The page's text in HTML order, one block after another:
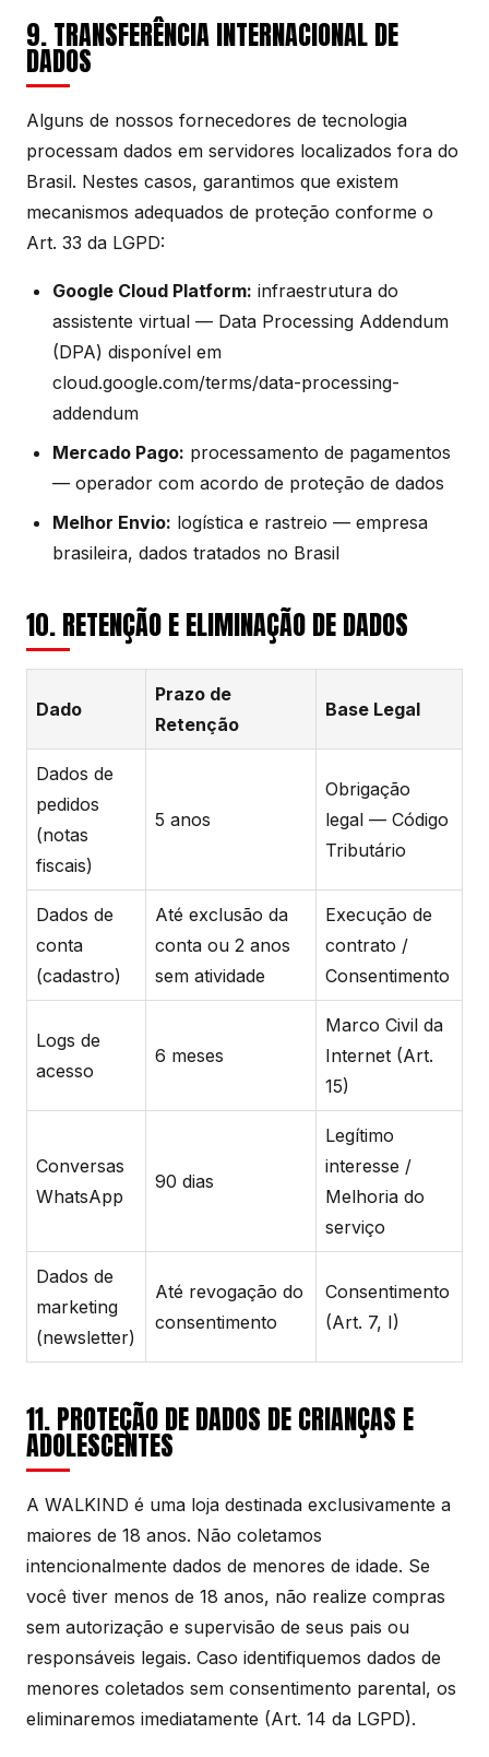
9. TRANSFERÊNCIA INTERNACIONAL DE
DADOS
Alguns de nossos fornecedores de tecnologia
processam dados em servidores localizados fora do
Brasil. Nestes casos, garantimos que existem
mecanismos adequados de proteção conforme o
Art. 33 da LGPD:
Google Cloud Platform: infraestrutura do
assistente virtual — Data Processing Addendum
(DPA) disponível em
cloud.google.com/terms/data-processing-
addendum
Mercado Pago: processamento de pagamentos
— operador com acordo de proteção de dados
Melhor Envio: logística e rastreio — empresa
brasileira, dados tratados no Brasil
10. RETENÇÃO E ELIMINAÇÃO DE DADOS
Dado
Prazo de
Retenção
Base Legal
Dados de
pedidos
(notas
fiscais)
5 anos
Obrigação
legal — Código
Tributário
Dados de
conta
(cadastro)
Até exclusão da
conta ou 2 anos
sem atividade
Execução de
contrato /
Consentimento
Logs de
acesso
6 meses
Marco Civil da
Internet (Art.
15)
Conversas
WhatsApp
90 dias
Legítimo
interesse /
Melhoria do
serviço
Dados de
marketing
(newsletter)
Até revogação do
consentimento
Consentimento
(Art. 7, I)
11. PROTEÇÃO DE DADOS DE CRIANÇAS E
ADOLESCENTES
A WALKIND é uma loja destinada exclusivamente a
maiores de 18 anos. Não coletamos
intencionalmente dados de menores de idade. Se
você tiver menos de 18 anos, não realize compras
sem autorização e supervisão de seus pais ou
responsáveis legais. Caso identifiquemos dados de
menores coletados sem consentimento parental, os
eliminaremos imediatamente (Art. 14 da LGPD).